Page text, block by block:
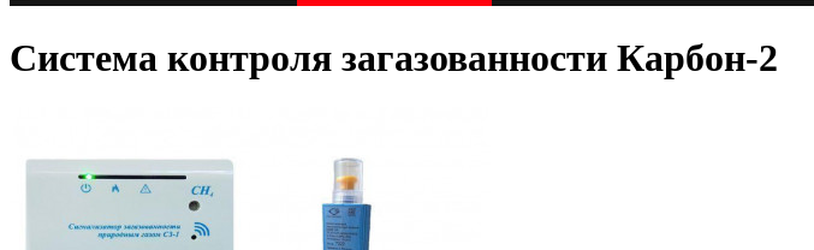
Система контроля загазованности Карбон-2